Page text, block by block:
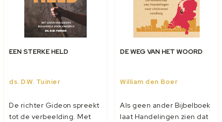
EEN STERKE HELD
ds. D.W. Tuinier
De richter Gideon spreekt
tot de verbeelding. Met
DE WEG VAN HET WOORD
William den Boer
Als geen ander Bijbelboek
laat Handelingen zien dat